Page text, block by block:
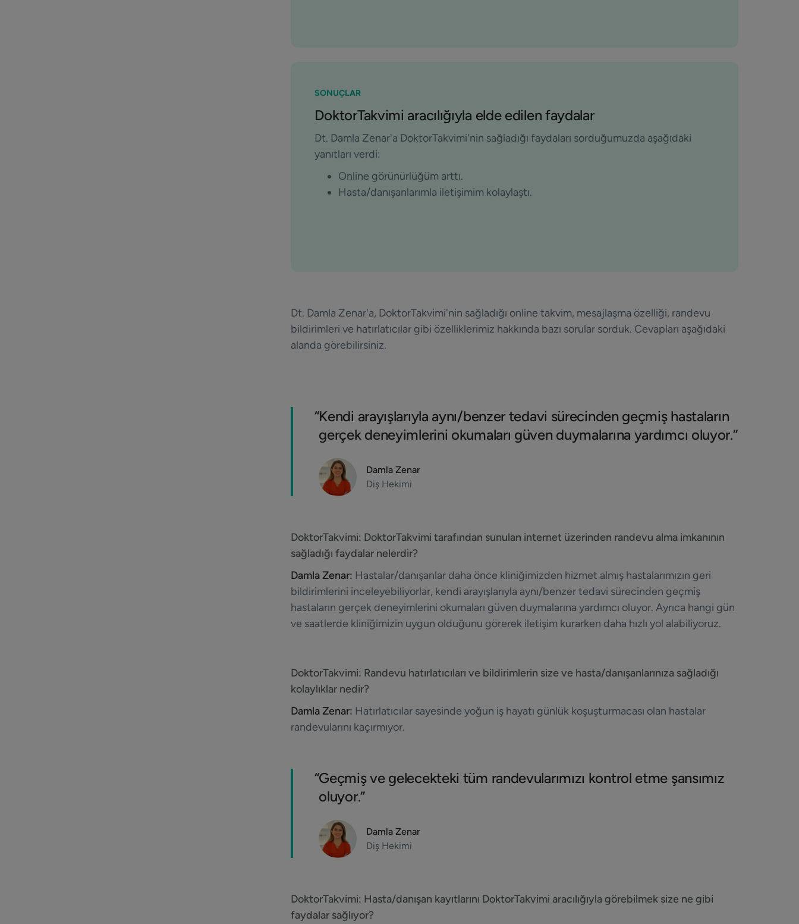
SONUÇLAR
DoktorTakvimi aracılığıyla elde edilen faydalar
Dt. Damla Zenar'a DoktorTakvimi'nin sağladığı faydaları sorduğumuzda aşağıdaki
yanıtları verdi:
Online görünürlüğüm arttı.
Hasta/danışanlarımla iletişimim kolaylaştı.
Dt. Damla Zenar'a, DoktorTakvimi'nin sağladığı online takvim, mesajlaşma özelliği, randevu
bildirimleri ve hatırlatıcılar gibi özelliklerimiz hakkında bazı sorular sorduk. Cevapları aşağıdaki
alanda görebilirsiniz.
“Kendi arayışlarıyla aynı/benzer tedavi sürecinden geçmiş hastaların
gerçek deneyimlerini okumaları güven duymalarına yardımcı oluyor.”
Damla Zenar
Diş Hekimi
DoktorTakvimi: DoktorTakvimi tarafından sunulan internet üzerinden randevu alma imkanının
sağladığı faydalar nelerdir?
Damla Zenar: Hastalar/danışanlar daha önce kliniğimizden hizmet almış hastalarımızın geri
bildirimlerini inceleyebiliyorlar, kendi arayışlarıyla aynı/benzer tedavi sürecinden geçmiş
hastaların gerçek deneyimlerini okumaları güven duymalarına yardımcı oluyor. Ayrıca hangi gün
ve saatlerde kliniğimizin uygun olduğunu görerek iletişim kurarken daha hızlı yol alabiliyoruz.
DoktorTakvimi: Randevu hatırlatıcıları ve bildirimlerin size ve hasta/danışanlarınıza sağladığı
kolaylıklar nedir?
Damla Zenar: Hatırlatıcılar sayesinde yoğun iş hayatı günlük koşuşturmacası olan hastalar
randevularını kaçırmıyor.
“Geçmiş ve gelecekteki tüm randevularımızı kontrol etme şansımız
oluyor.”
Damla Zenar
Diş Hekimi
DoktorTakvimi: Hasta/danışan kayıtlarını DoktorTakvimi aracılığıyla görebilmek size ne gibi
faydalar sağlıyor?